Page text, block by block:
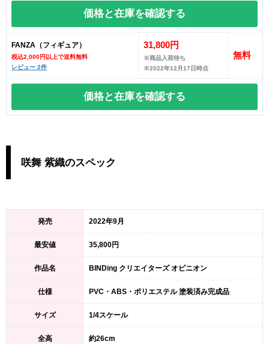
価格と在庫を確認する
FANZA（フィギュア）
税込2,000円以上で送料無料
レビュー 2件
31,800円
※商品入荷待ち
※2022年12月17日時点
無料
価格と在庫を確認する
咲舞 紫織のスペック
発売 2022年9月
最安値 35,800円
作品名 BINDing クリエイターズ オピニオン
仕様 PVC・ABS・ポリエステル 塗装済み完成品
サイズ 1/4スケール
全高 約26cm